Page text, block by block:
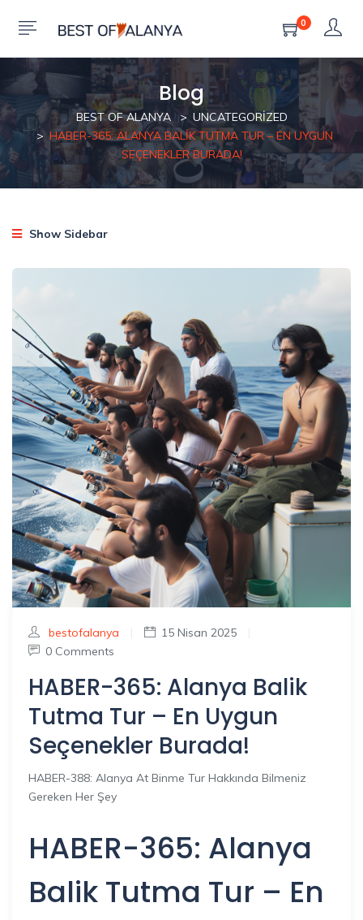
0
Blog
BEST OF ALANYA
UNCATEGORIZED
HABER-365: ALANYA BALIK TUTMA TUR – EN UYGUN
SEÇENEKLER BURADA!
Show Sidebar
bestofalanya 15 Nisan 2025
0 Comments
HABER-365: Alanya Balik
Tutma Tur – En Uygun
Seçenekler Burada!
HABER-388: Alanya At Binme Tur Hakkında Bilmeniz
Gereken Her Şey
HABER-365: Alanya
Balik Tutma Tur – En